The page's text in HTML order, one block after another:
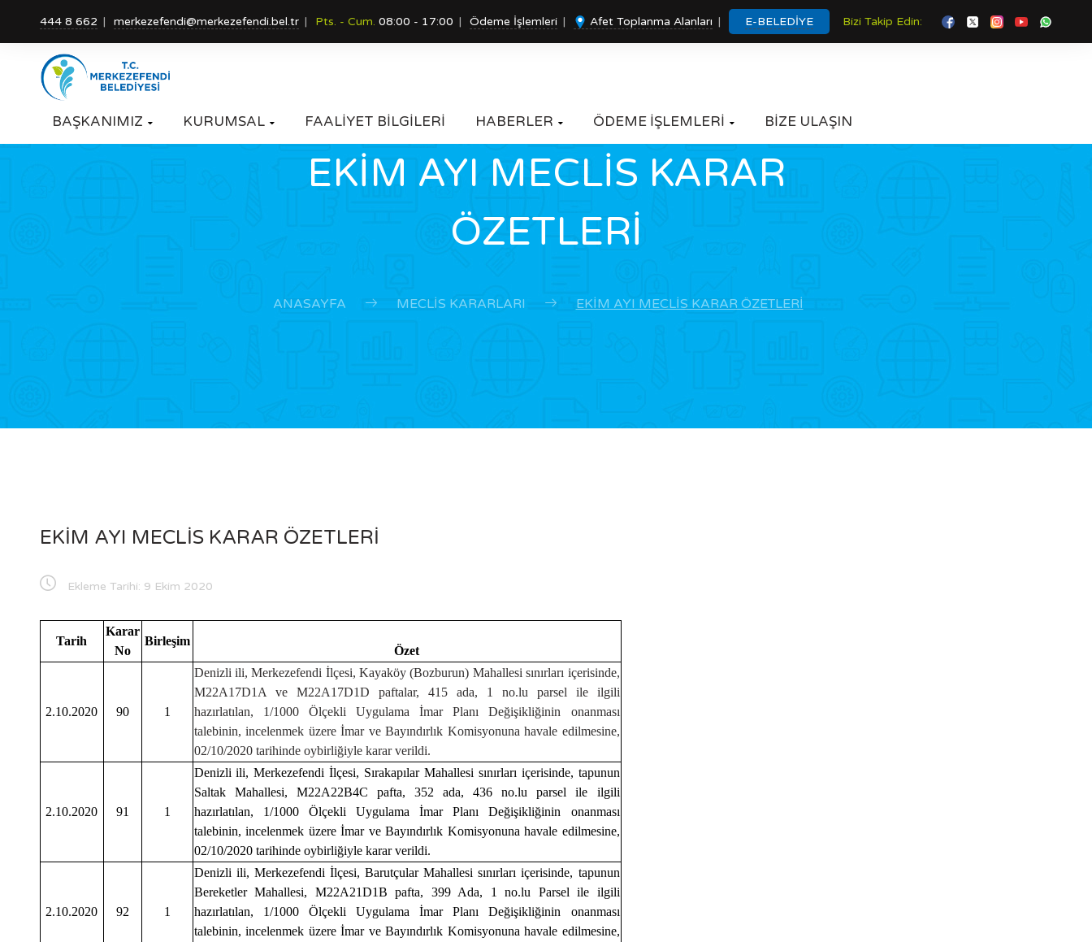
444 8 662 merkezefendi@merkezefendi.bel.tr Pts. - Cum. 08:00 - 17:00 Ödeme İşlemleri Afet Toplanma Alanları E-BELEDİYE Bizi Takip Edin:
BAŞKANIMIZ  KURUMSAL  FAALİYET BİLGİLERİ HABERLER  ÖDEME İŞLEMLERİ  BİZE ULAŞIN
EKİM AYI MECLİS KARAR
ÖZETLERİ
ANASAYFA MECLIS KARARLARI EKİM AYI MECLİS KARAR ÖZETLERİ
EKİM AYI MECLİS KARAR ÖZETLERİ
Ekleme Tarihi: 9 Ekim 2020
Tarih
Karar
No
Birleşim
Özet
2.10.2020 90 1
Denizli ili, Merkezefendi İlçesi, Kayaköy (Bozburun) Mahallesi sınırları içerisinde,
M22A17D1A ve M22A17D1D paftalar, 415 ada, 1 no.lu parsel ile ilgili
hazırlatılan, 1/1000 Ölçekli Uygulama İmar Planı Değişikliğinin onanması
talebinin, incelenmek üzere İmar ve Bayındırlık Komisyonuna havale edilmesine,
02/10/2020 tarihinde oybirliğiyle karar verildi.
2.10.2020 91 1
Denizli ili, Merkezefendi İlçesi, Sırakapılar Mahallesi sınırları içerisinde, tapunun
Saltak Mahallesi, M22A22B4C pafta, 352 ada, 436 no.lu parsel ile ilgili
hazırlatılan, 1/1000 Ölçekli Uygulama İmar Planı Değişikliğinin onanması
talebinin, incelenmek üzere İmar ve Bayındırlık Komisyonuna havale edilmesine,
02/10/2020 tarihinde oybirliğiyle karar verildi.
2.10.2020 92 1
Denizli ili, Merkezefendi İlçesi, Barutçular Mahallesi sınırları içerisinde, tapunun
Bereketler Mahallesi, M22A21D1B pafta, 399 Ada, 1 no.lu Parsel ile ilgili
hazırlatılan, 1/1000 Ölçekli Uygulama İmar Planı Değişikliğinin onanması
talebinin, incelenmek üzere İmar ve Bayındırlık Komisyonuna havale edilmesine,